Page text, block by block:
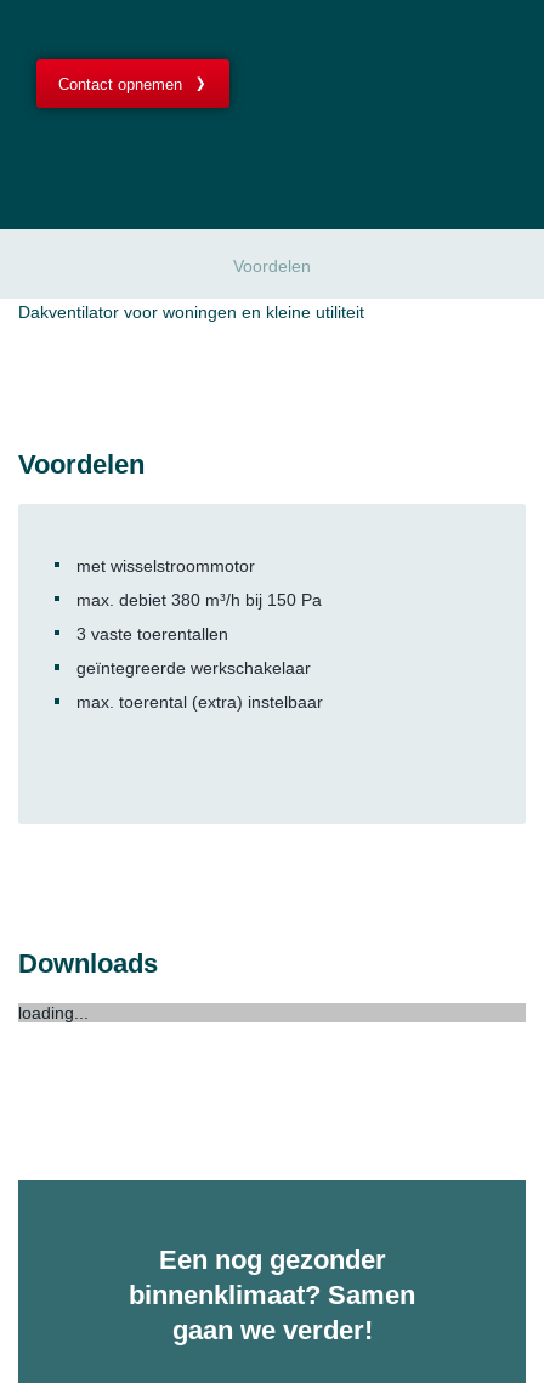
Contact opnemen
Voordelen
Dakventilator voor woningen en kleine utiliteit
Voordelen
met wisselstroommotor
max. debiet 380 m³/h bij 150 Pa
3 vaste toerentallen
geïntegreerde werkschakelaar
max. toerental (extra) instelbaar
Downloads
loading...
Een nog gezonder
binnenklimaat? Samen
gaan we verder!